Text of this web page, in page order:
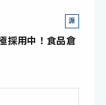
派
遣
社
採用中！食品倉